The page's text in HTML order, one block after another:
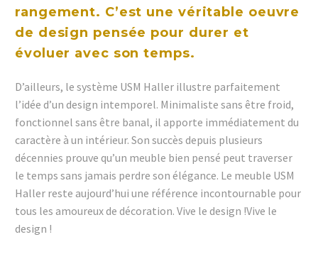
rangement. C’est une véritable oeuvre
de design pensée pour durer et
évoluer avec son temps.
D’ailleurs, le système USM Haller illustre parfaitement
l’idée d’un design intemporel. Minimaliste sans être froid,
fonctionnel sans être banal, il apporte immédiatement du
caractère à un intérieur. Son succès depuis plusieurs
décennies prouve qu’un meuble bien pensé peut traverser
le temps sans jamais perdre son élégance. Le meuble USM
Haller reste aujourd’hui une référence incontournable pour
tous les amoureux de décoration. Vive le design !Vive le
design !